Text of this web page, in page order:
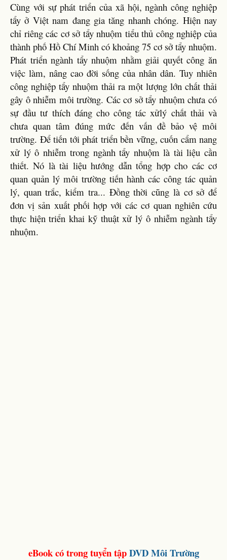
Cùng với sự phát triển của xã hội, ngành công nghiệp
tẩy ở Việt nam đang gia tăng nhanh chóng. Hiện nay
chỉ riêng các cơ sở tẩy nhuộm tiểu thủ công nghiệp của
thành phố Hồ Chí Minh có khoảng 75 cơ sở tẩy nhuộm.
Phát triển ngành tẩy nhuộm nhằm giải quyết công ăn
việc làm, nâng cao đời sống của nhân dân. Tuy nhiên
công nghiệp tẩy nhuộm thải ra một lượng lớn chất thải
gây ô nhiễm môi trường. Các cơ sở tẩy nhuộm chưa có
sự đầu tư thích đáng cho công tác xửlý chất thải và
chưa quan tâm đúng mức đến vấn đề bảo vệ môi
trường. Để tiến tới phát triển bền vững, cuốn cẩm nang
xử lý ô nhiễm trong ngành tẩy nhuộm là tài liệu cần
thiết. Nó là tài liệu hướng dẫn tổng hợp cho các cơ
quan quản lý môi trường tiến hành các công tác quản
lý, quan trắc, kiểm tra... Đồng thời cũng là cơ sở để
đơn vị sản xuất phối hợp với các cơ quan nghiên cứu
thực hiện triển khai kỹ thuật xử lý ô nhiễm ngành tẩy
nhuộm.
eBook có trong tuyển tậpDVD Môi Trường